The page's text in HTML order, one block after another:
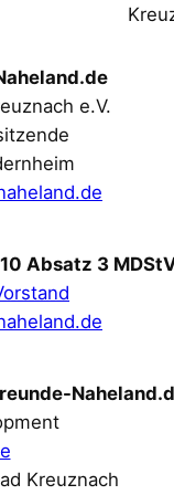
e.V.
Absatz 3
Kreuznach